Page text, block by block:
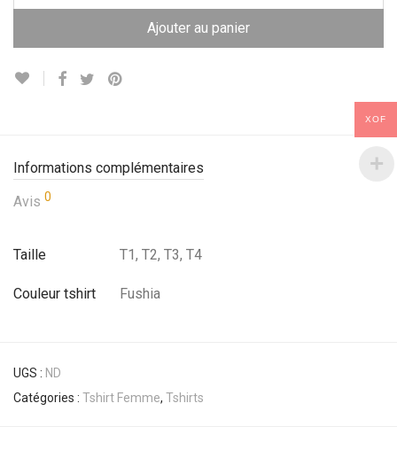
Ajouter au panier
Informations complémentaires
Avis 0
Taille T1, T2, T3, T4
Couleur tshirt Fushia
UGS : ND
Catégories : Tshirt Femme, Tshirts
XOF